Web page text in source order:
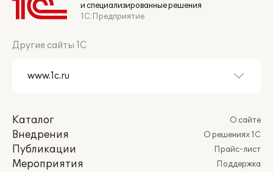
и специализированные решения
1С:Предприятие
Другие сайты 1С
Каталог
Внедрения
Публикации
Мероприятия
О сайте
О решениях 1С
Прайс-лист
Поддержка